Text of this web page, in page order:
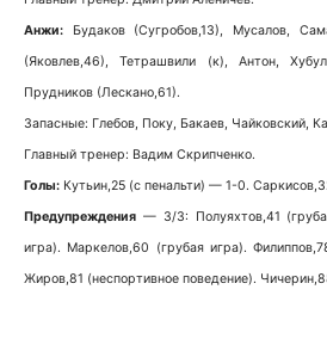
Анжи: Будаков (Сугробов,13), Мусалов,
(Яковлев,46), Тетрашвили (к), Антон,
Прудников (Лескано,61).
Запасные: Глебов, Поку, Бакаев, Чайковский,
Главный тренер: Вадим Скрипченко.
Голы: Кутьин,25 (с пенальти) — 1-0.
Предупреждения — 3/3: Полуяхтов,41
игра). Маркелов,60 (грубая игра).
Жиров,81 (неспортивное поведение).